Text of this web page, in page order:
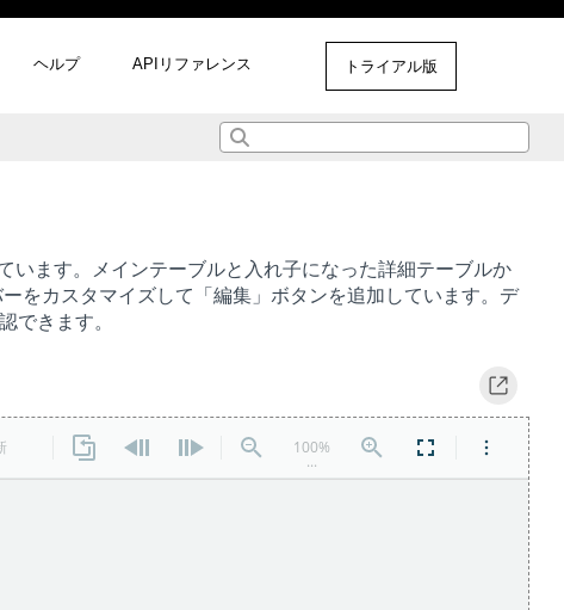
ヘルプ APIリファレンス トライアル版
います。メインテーブルと入れ子になった詳細テーブルか
をカスタマイズして「編集」ボタンを追加しています。デ
できます。